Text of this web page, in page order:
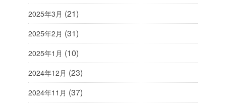
2025年3月 (21)
2025年2月 (31)
2025年1月 (10)
2024年12月 (23)
2024年11月 (37)